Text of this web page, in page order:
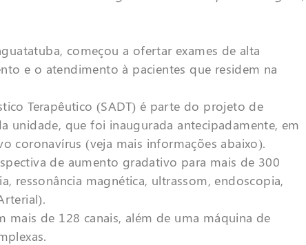
começou a ofertar exames de alta
e o atendimento à pacientes que residem na
Terapêutico (SADT) é parte do projeto de
unidade, que foi inaugurada antecipadamente, em
coronavírus (veja mais informações abaixo).
de aumento gradativo para mais de 300
ressonância magnética, ultrassom, endoscopia,
de 128 canais, além de uma máquina de